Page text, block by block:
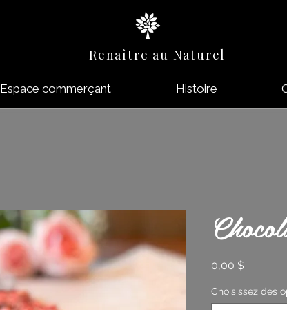
Renaître au Naturel
Espace commerçant Histoire
0,00 $Prix
Choisissez des